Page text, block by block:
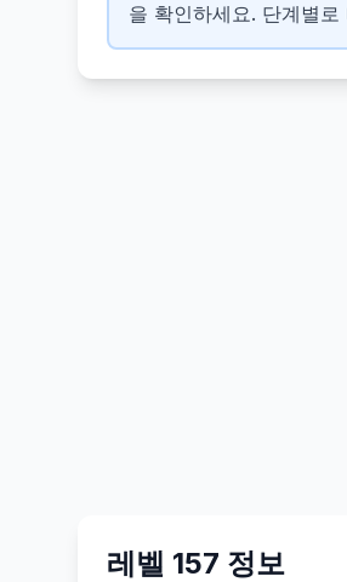
을 확인하세요. 단계별
레벨 157 정보